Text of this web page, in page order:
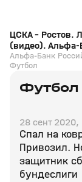
ЦСКА - Ростов.
(видео). Альфа-
Премьер-Лига.
Альфа-Банк
Футбол
Футбол
28 сент
Спал на
Привозил.
защитник
бундеслиги